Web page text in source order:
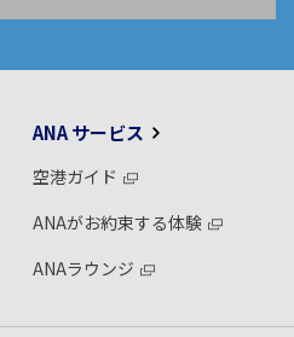
ANA サービス
空港ガイド
ANAがお約束する体験
ANAラウンジ